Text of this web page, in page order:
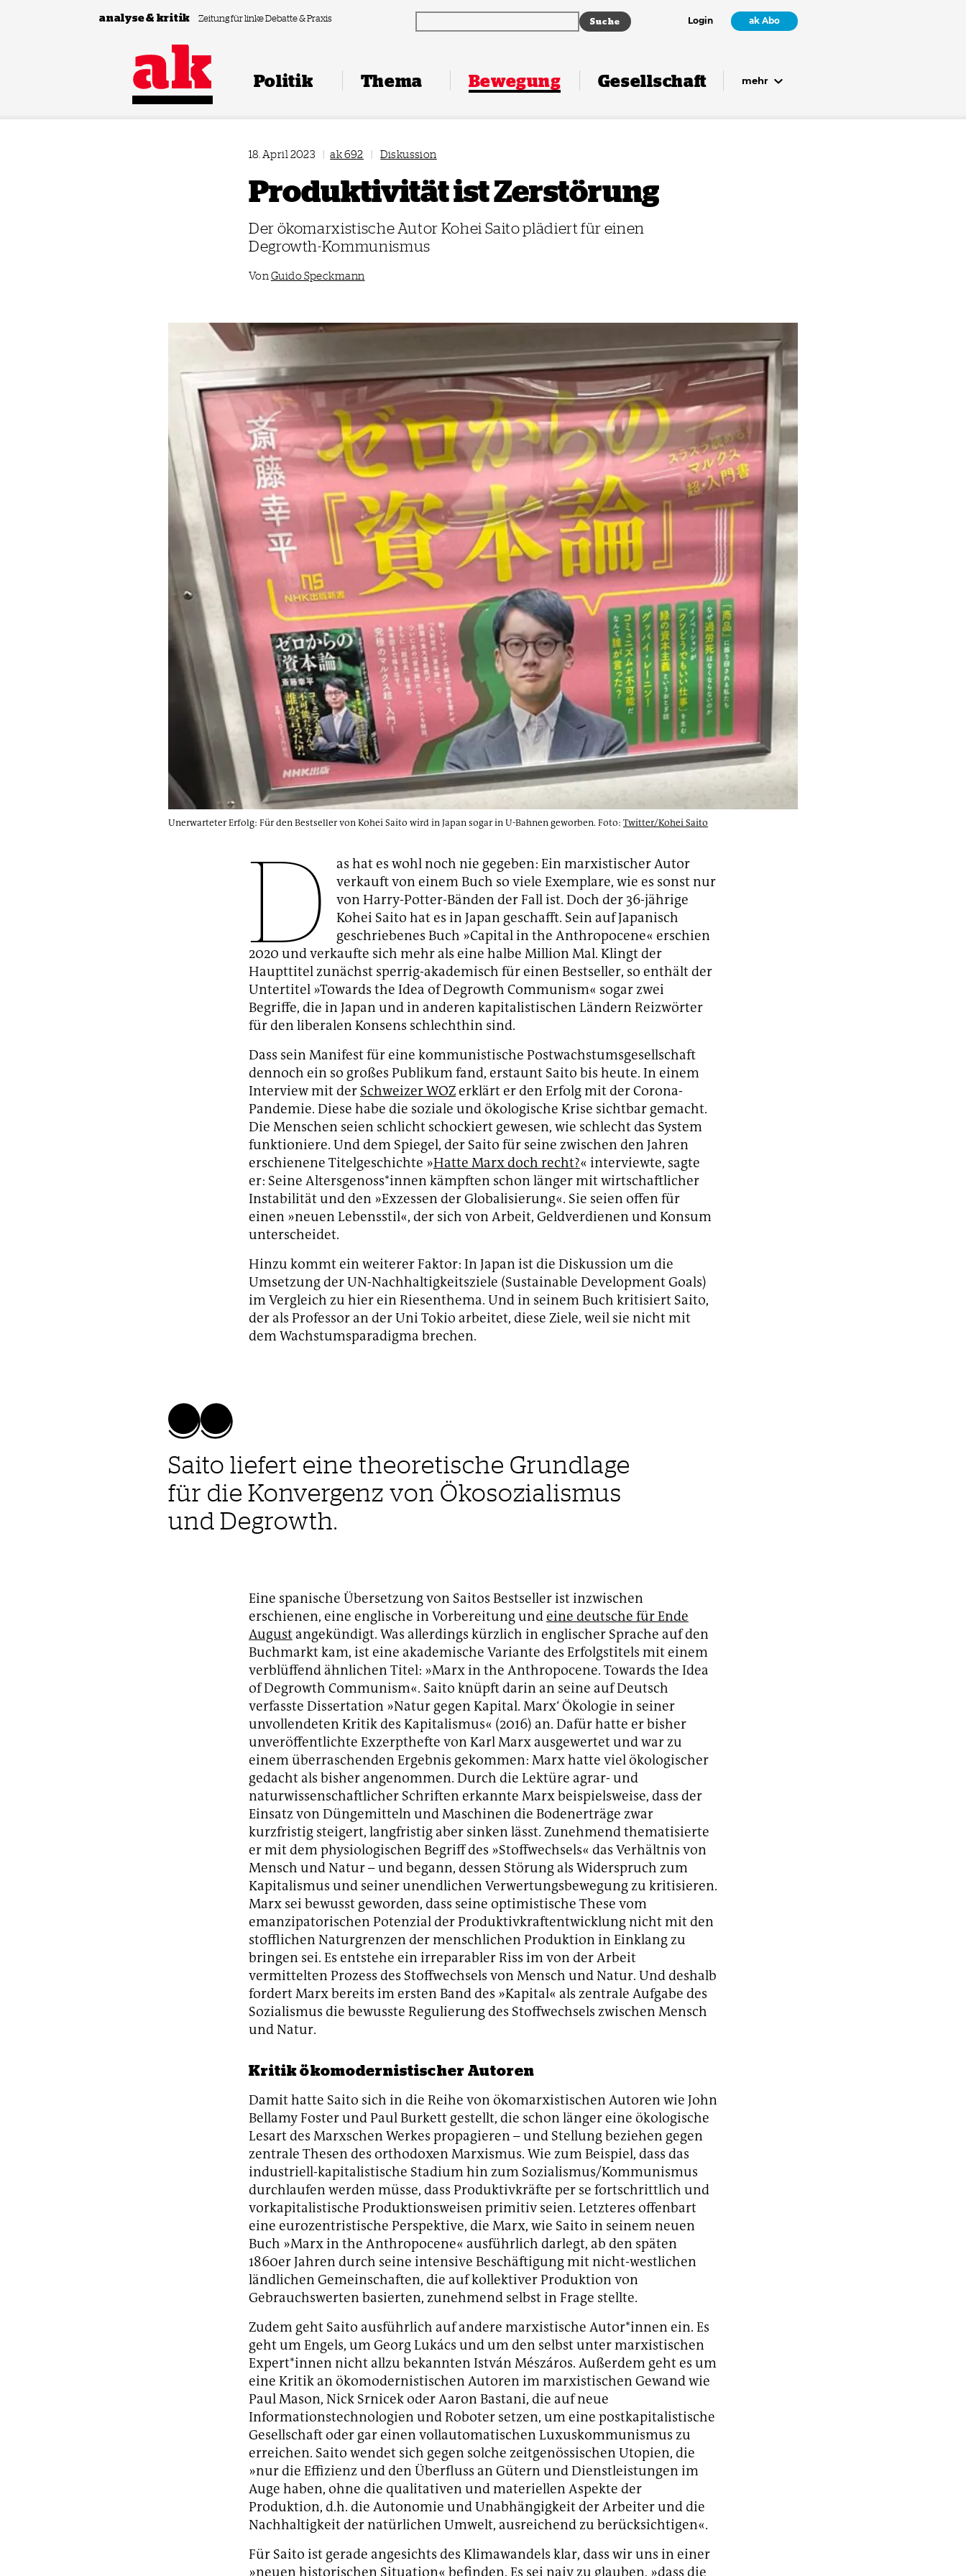
Zum Inhalt springen
analyse & kritik Zeitung für linke Debatte & Praxis Login ak Abo
Politik Thema Bewegung Gesellschaft mehr
18. April 2023 | ak 692 | Diskussion
Produktivität ist Zerstörung
Der ökomarxistische Autor Kohei Saito plädiert für einen
Degrowth-Kommunismus
VonGuido Speckmann
Unerwarteter Erfolg: Für den Bestseller von Kohei Saito wird in Japan sogar in U-Bahnen geworben. Foto: Twitter/Kohei Saito
D
as hat es wohl noch nie gegeben: Ein marxistischer Autor
verkauft von einem Buch so viele Exemplare, wie es sonst nur
von Harry-Potter-Bänden der Fall ist. Doch der 36-jährige
Kohei Saito hat es in Japan geschafft. Sein auf Japanisch
geschriebenes Buch »Capital in the Anthropocene« erschien
2020 und verkaufte sich mehr als eine halbe Million Mal. Klingt der
Haupttitel zunächst sperrig-akademisch für einen Bestseller, so enthält der
Untertitel »Towards the Idea of Degrowth Communism« sogar zwei
Begriffe, die in Japan und in anderen kapitalistischen Ländern Reizwörter
für den liberalen Konsens schlechthin sind.
Dass sein Manifest für eine kommunistische Postwachstumsgesellschaft
dennoch ein so großes Publikum fand, erstaunt Saito bis heute. In einem
Interview mit der Schweizer WOZ erklärt er den Erfolg mit der Corona-
Pandemie. Diese habe die soziale und ökologische Krise sichtbar gemacht.
Die Menschen seien schlicht schockiert gewesen, wie schlecht das System
funktioniere. Und dem Spiegel, der Saito für seine zwischen den Jahren
erschienene Titelgeschichte »Hatte Marx doch recht?« interviewte, sagte
er: Seine Altersgenoss*innen kämpften schon länger mit wirtschaftlicher
Instabilität und den »Exzessen der Globalisierung«. Sie seien offen für
einen »neuen Lebensstil«, der sich von Arbeit, Geldverdienen und Konsum
unterscheidet.
Hinzu kommt ein weiterer Faktor: In Japan ist die Diskussion um die
Umsetzung der UN-Nachhaltigkeitsziele (Sustainable Development Goals)
im Vergleich zu hier ein Riesenthema. Und in seinem Buch kritisiert Saito,
der als Professor an der Uni Tokio arbeitet, diese Ziele, weil sie nicht mit
dem Wachstumsparadigma brechen.
Saito liefert eine theoretische Grundlage
für die Konvergenz von Ökosozialismus
und Degrowth.
Eine spanische Übersetzung von Saitos Bestseller ist inzwischen
erschienen, eine englische in Vorbereitung und eine deutsche für Ende
Augustangekündigt. Was allerdings kürzlich in englischer Sprache auf den
Buchmarkt kam, ist eine akademische Variante des Erfolgstitels mit einem
verblüffend ähnlichen Titel: »Marx in the Anthropocene. Towards the Idea
of Degrowth Communism«. Saito knüpft darin an seine auf Deutsch
verfasste Dissertation »Natur gegen Kapital. Marx‘ Ökologie in seiner
unvollendeten Kritik des Kapitalismus« (2016) an. Dafür hatte er bisher
unveröffentlichte Exzerpthefte von Karl Marx ausgewertet und war zu
einem überraschenden Ergebnis gekommen: Marx hatte viel ökologischer
gedacht als bisher angenommen. Durch die Lektüre agrar- und
naturwissenschaftlicher Schriften erkannte Marx beispielsweise, dass der
Einsatz von Düngemitteln und Maschinen die Bodenerträge zwar
kurzfristig steigert, langfristig aber sinken lässt. Zunehmend thematisierte
er mit dem physiologischen Begriff des »Stoffwechsels« das Verhältnis von
Mensch und Natur – und begann, dessen Störung als Widerspruch zum
Kapitalismus und seiner unendlichen Verwertungsbewegung zu kritisieren.
Marx sei bewusst geworden, dass seine optimistische These vom
emanzipatorischen Potenzial der Produktivkraftentwicklung nicht mit den
stofflichen Naturgrenzen der menschlichen Produktion in Einklang zu
bringen sei. Es entstehe ein irreparabler Riss im von der Arbeit
vermittelten Prozess des Stoffwechsels von Mensch und Natur. Und deshalb
fordert Marx bereits im ersten Band des »Kapital« als zentrale Aufgabe des
Sozialismus die bewusste Regulierung des Stoffwechsels zwischen Mensch
und Natur.
Kritik ökomodernistischer Autoren
Damit hatte Saito sich in die Reihe von ökomarxistischen Autoren wie John
Bellamy Foster und Paul Burkett gestellt, die schon länger eine ökologische
Lesart des Marxschen Werkes propagieren – und Stellung beziehen gegen
zentrale Thesen des orthodoxen Marxismus. Wie zum Beispiel, dass das
industriell-kapitalistische Stadium hin zum Sozialismus/Kommunismus
durchlaufen werden müsse, dass Produktivkräfte per se fortschrittlich und
vorkapitalistische Produktionsweisen primitiv seien. Letzteres offenbart
eine eurozentristische Perspektive, die Marx, wie Saito in seinem neuen
Buch »Marx in the Anthropocene« ausführlich darlegt, ab den späten
1860er Jahren durch seine intensive Beschäftigung mit nicht-westlichen
ländlichen Gemeinschaften, die auf kollektiver Produktion von
Gebrauchswerten basierten, zunehmend selbst in Frage stellte.
Zudem geht Saito ausführlich auf andere marxistische Autor*innen ein. Es
geht um Engels, um Georg Lukács und um den selbst unter marxistischen
Expert*innen nicht allzu bekannten István Mészáros. Außerdem geht es um
eine Kritik an ökomodernistischen Autoren im marxistischen Gewand wie
Paul Mason, Nick Srnicek oder Aaron Bastani, die auf neue
Informationstechnologien und Roboter setzen, um eine postkapitalistische
Gesellschaft oder gar einen vollautomatischen Luxuskommunismus zu
erreichen. Saito wendet sich gegen solche zeitgenössischen Utopien, die
»nur die Effizienz und den Überfluss an Gütern und Dienstleistungen im
Auge haben, ohne die qualitativen und materiellen Aspekte der
Produktion, d.h. die Autonomie und Unabhängigkeit der Arbeiter und die
Nachhaltigkeit der natürlichen Umwelt, ausreichend zu berücksichtigen«.
Für Saito ist gerade angesichts des Klimawandels klar, dass wir uns in einer
»neuen historischen Situation« befinden. Es sei naiv zu glauben, »dass die